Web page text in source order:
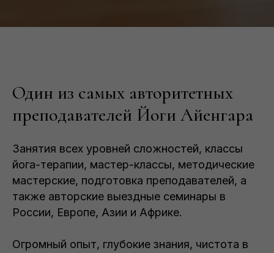
Один из самых авторитетных
преподавателей Йоги Айенгара
Занятия всех уровней сложностей, классы
йога-терапии, мастер-классы, методические
мастерские, подготовка преподавателей, а
также авторские выездные семинары в
России, Европе, Азии и Африке.
Огромный опыт, глубокие знания, чистота в